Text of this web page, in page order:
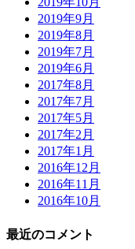
2019年9月
2019年8月
2019年7月
2019年6月
2017年8月
2017年7月
2017年5月
2017年2月
2017年1月
2016年12月
2016年11月
2016年10月
最近のコメント